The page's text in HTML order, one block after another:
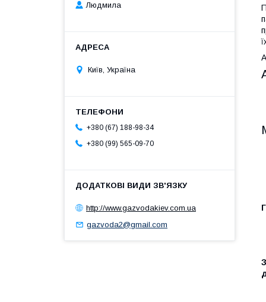
Людмила
Київ, Україна
+380 (67) 188-98-34
+380 (99) 565-09-70
http://www.gazvodakiev.com.ua
gazvoda2@gmail.com